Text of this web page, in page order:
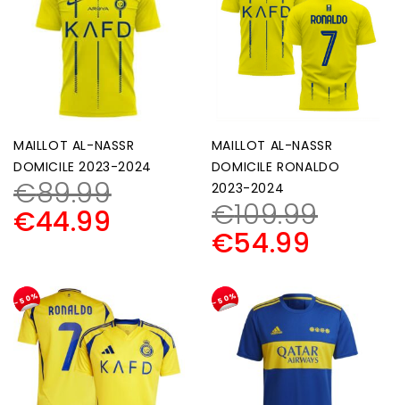
MAILLOT AL-NASSR
DOMICILE 2023-2024
€89.99
€44.99
MAILLOT AL-NASSR
DOMICILE RONALDO
2023-2024
€109.99
€54.99
-50% -50%